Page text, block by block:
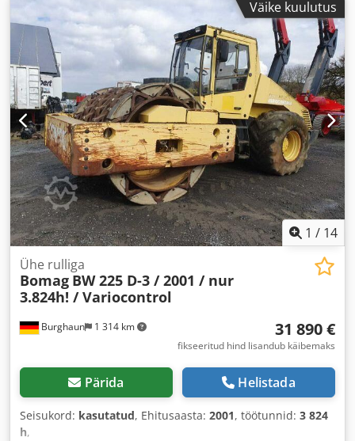
Väike kuulutus
1 / 14
Burghaun 1 314 km
Ühe rulliga
Bomag BW 225 D-3 / 2001 / nur
3.824h! / Variocontrol
31 890 €
fikseeritud hind lisandub käibemaks
Pärida Helistada
Seisukord: kasutatud, Ehitusaasta: 2001, töötunnid: 3 824
h,